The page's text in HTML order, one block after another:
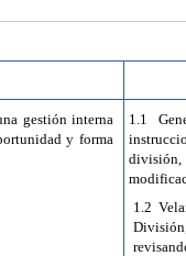
gestión interna
y forma
1.1
1.2